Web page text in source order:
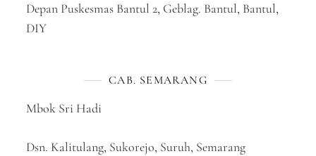
Depan Puskesmas Bantul 2, Geblag. Bantul, Bantul,
DIY
CAB. SEMARANG
Mbok Sri Hadi
Dsn. Kalitulang, Sukorejo, Suruh, Semarang